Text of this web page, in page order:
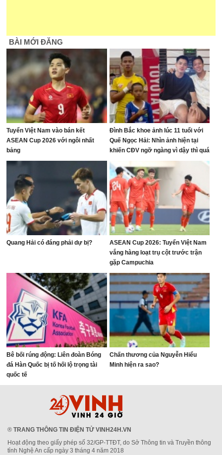
BÀI MỚI ĐĂNG
Tuyển Việt Nam vào bán kết
ASEAN Cup 2026 với ngôi nhất
bảng
Đình Bắc khoe ảnh lúc 11 tuổi với
Quế Ngọc Hải: Nhìn ảnh hiện tại
khiến CĐV ngỡ ngàng vì dậy thì quá
thành công
Quang Hải có đáng phải dự bị?
ASEAN Cup 2026: Tuyển Việt Nam
vắng hàng loạt trụ cột trước trận
gặp Campuchia
Bê bối rúng động: Liên đoàn Bóng
đá Hàn Quốc bị tố hối lộ trọng tài
quốc tế
Chấn thương của Nguyễn Hiểu
Minh hiện ra sao?
® TRANG THÔNG TIN ĐIỆN TỬ VINH24H.VN
Hoạt động theo giấy phép số 32/GP-TTĐT, do Sở Thông tin và Truyền thông
tỉnh Nghệ An cấp ngày 3 tháng 4 năm 2018